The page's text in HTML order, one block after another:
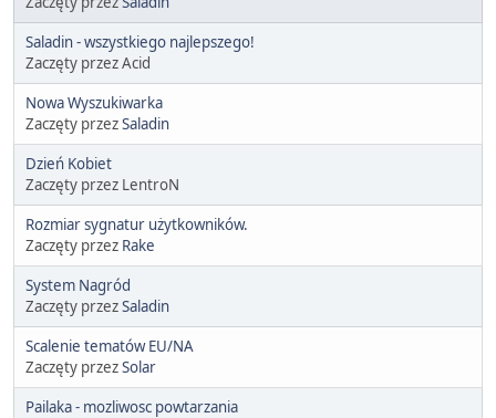
Saladin - wszystkiego najlepszego!
Zaczęty przez Acid
Nowa Wyszukiwarka
Zaczęty przezSaladin
Dzień Kobiet
Zaczęty przez LentroN
Rozmiar sygnatur użytkowników.
Zaczęty przez Rake
System Nagród
Zaczęty przezSaladin
Scalenie tematów EU/NA
Zaczęty przezSolar
Pailaka - mozliwosc powtarzania